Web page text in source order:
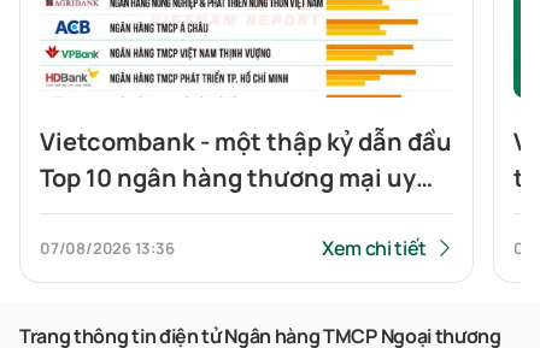
Vietcombank - một thập kỷ dẫn đầu
Top 10 ngân hàng thương mại uy
tín
07/08/2026 13:36 Xem chi tiết
Trang thông tin điện tử Ngân hàng TMCP Ngoại thương